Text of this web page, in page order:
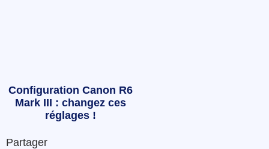
Configuration Canon R6
Mark III : changez ces
réglages !
Partager